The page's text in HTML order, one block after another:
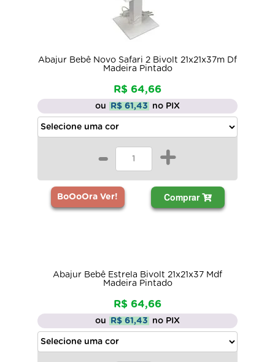
Abajur Bebê Novo Safari 2 Bivolt 21x21x37m Df
Madeira Pintado
R$ 64,66
ou R$ 61,43 no PIX
- +
BoOoOra Ver! Comprar
Abajur Bebê Estrela Bivolt 21x21x37 Mdf
Madeira Pintado
R$ 64,66
ou R$ 61,43 no PIX